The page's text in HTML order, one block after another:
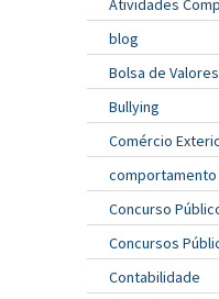
Atividades
blog
Bolsa de Valores
Bullying
Comércio
comportamento
Concurso
Concursos
Contabilidade